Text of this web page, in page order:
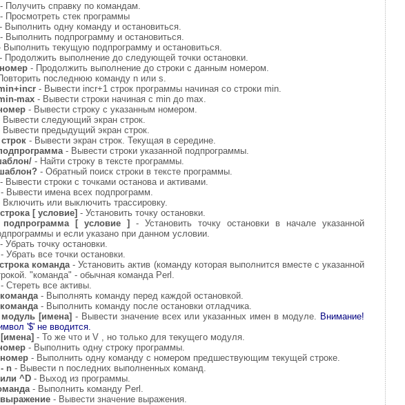
- Получить справку по командам.
- Просмотреть стек программы
- Выполнить одну команду и остановиться.
- Выполнить подпрограмму и остановиться.
Выполнить текущую подпрограмму и остановиться.
- Продолжить выполнение до следующей точки остановки.
- Продолжить выполнение до строки с данным номером.
последнюю команду n или s.
- Вывести incr+1 строк программы начиная со строки min.
max - Вывести строки начиная с min до max.
- Вывести строку с указанным номером.
Вывести следующий экран строк.
Вывести предыдущий экран строк.
- Вывести экран строк. Текущая в середине.
- Вывести строки указанной подпрограммы.
- Найти строку в тексте программы.
- Обратный поиск строки в тексте программы.
- Вывести строки с точками останова и активами.
- Вывести имена всех подпрограмм.
Включить или выключить трассировку.
[ условие] - Установить точку остановки.
подпрограмма [ условие ]
- Установить точку остановки в начале указанной
и если указано при данном условии.
- Убрать точку остановки.
- Убрать все точки остановки.
команда- Установить актив (команду которая выполнится вместе с указанной
"команда" - обычная команда Perl.
- Стереть все активы.
- Выполнять команду перед каждой остановкой.
- Выполнить команду после остановки отладчика.
[имена] - Вывести значение всех или указанных имен в модуле. Внимание!
'$' не вводится.
- То же что и V , но только для текущего модуля.
- Выполнить одну строку программы.
- Выполнить одну команду с номером предшествующим текущей строке.
- n - Вывести n последних выполненных команд.
^D - Выход из программы.
- Выполнить команду Perl.
- Вывести значение выражения.